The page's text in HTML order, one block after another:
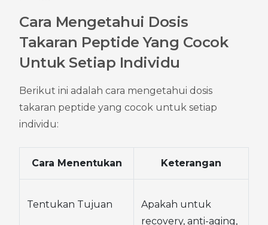
Cara Mengetahui Dosis
Takaran Peptide Yang Cocok
Untuk Setiap Individu
Berikut ini adalah cara mengetahui dosis
takaran peptide yang cocok untuk setiap
individu:
Cara Menentukan Keterangan
Tentukan Tujuan
Apakah untuk
recovery, anti-aging,